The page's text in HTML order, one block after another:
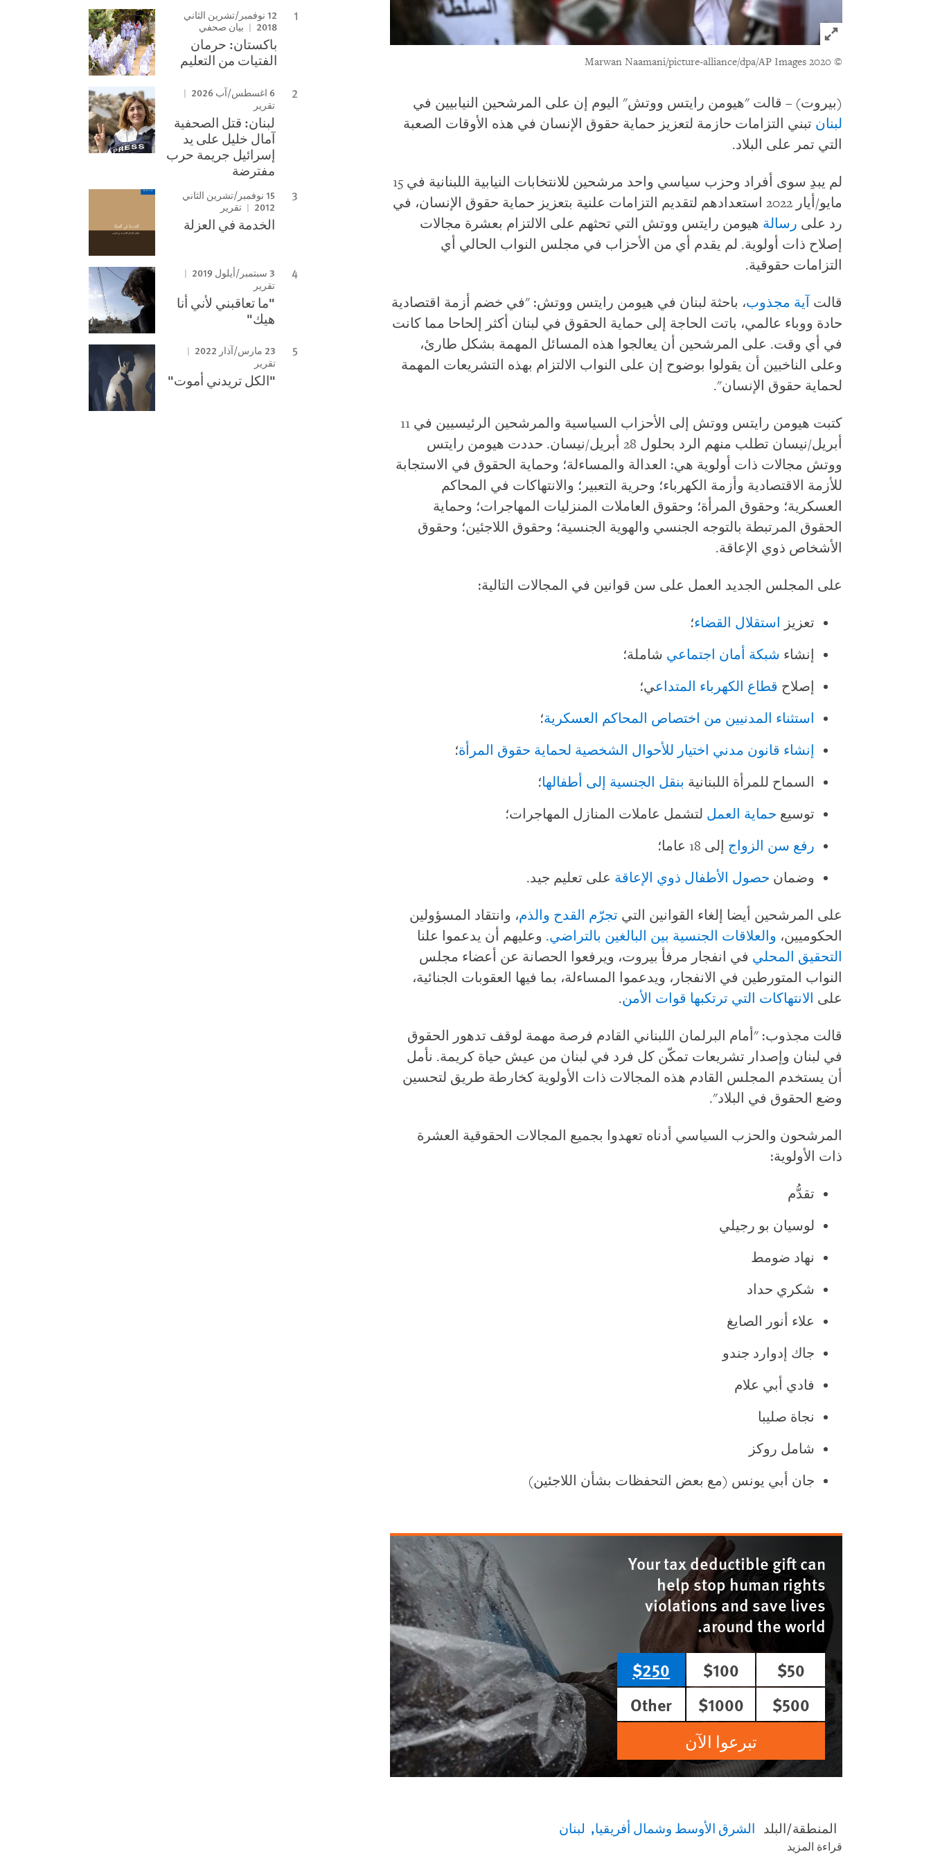
Click to expand Image
© 2020 Marwan Naamani/picture-alliance/dpa/AP Images
(بيروت) – قالت "هيومن رايتس ووتش" اليوم إن على المرشحين النيابيين في
لبنان تبني التزامات حازمة لتعزيز حماية حقوق الإنسان في هذه الأوقات الصعبة
التي تمر على البلاد.
لم يبدِ سوى أفراد وحزب سياسي واحد مرشحين للانتخابات النيابية اللبنانية في 15
مايو/أيار 2022 استعدادهم لتقديم التزامات علنية بتعزيز حماية حقوق الإنسان، في
رد على رسالة هيومن رايتس ووتش التي تحثهم على الالتزام بعشرة مجالات
إصلاح ذات أولوية. لم يقدم أي من الأحزاب في مجلس النواب الحالي أي
التزامات حقوقية.
قالت آية مجذوب، باحثة لبنان في هيومن رايتس ووتش: "في خضم أزمة اقتصادية
حادة ووباء عالمي، باتت الحاجة إلى حماية الحقوق في لبنان أكثر إلحاحا مما كانت
في أي وقت. على المرشحين أن يعالجوا هذه المسائل المهمة بشكل طارئ،
وعلى الناخبين أن يقولوا بوضوح إن على النواب الالتزام بهذه التشريعات المهمة
لحماية حقوق الإنسان".
كتبت هيومن رايتس ووتش إلى الأحزاب السياسية والمرشحين الرئيسيين في 11
أبريل/نيسان تطلب منهم الرد بحلول 28 أبريل/نيسان. حددت هيومن رايتس
ووتش مجالات ذات أولوية هي: العدالة والمساءلة؛ وحماية الحقوق في الاستجابة
للأزمة الاقتصادية وأزمة الكهرباء؛ وحرية التعبير؛ والانتهاكات في المحاكم
العسكرية؛ وحقوق المرأة؛ وحقوق العاملات المنزليات المهاجرات؛ وحماية
الحقوق المرتبطة بالتوجه الجنسي والهوية الجنسية؛ وحقوق اللاجئين؛ وحقوق
الأشخاص ذوي الإعاقة.
على المجلس الجديد العمل على سن قوانين في المجالات التالية:
تعزيز استقلال القضاء؛
إنشاء شبكة أمان اجتماعي شاملة؛
إصلاح قطاع الكهرباء المتداعي؛
استثناء المدنيين من اختصاص المحاكم العسكرية؛
إنشاء قانون مدني اختيار للأحوال الشخصية لحماية حقوق المرأة؛
السماح للمرأة اللبنانية بنقل الجنسية إلى أطفالها؛
توسيع حماية العمل لتشمل عاملات المنازل المهاجرات؛
رفع سن الزواج إلى 18 عاما؛
وضمان حصول الأطفال ذوي الإعاقة على تعليم جيد.
على المرشحين أيضا إلغاء القوانين التي تجرّم القدح والذم، وانتقاد المسؤولين
الحكوميين، والعلاقات الجنسية بين البالغين بالتراضي. وعليهم أن يدعموا علنا
التحقيق المحلي في انفجار مرفأ بيروت، ويرفعوا الحصانة عن أعضاء مجلس
النواب المتورطين في الانفجار، ويدعموا المساءلة، بما فيها العقوبات الجنائية،
على الانتهاكات التي ترتكبها قوات الأمن.
قالت مجذوب: "أمام البرلمان اللبناني القادم فرصة مهمة لوقف تدهور الحقوق
في لبنان وإصدار تشريعات تمكّن كل فرد في لبنان من عيش حياة كريمة. نأمل
أن يستخدم المجلس القادم هذه المجالات ذات الأولوية كخارطة طريق لتحسين
وضع الحقوق في البلاد".
المرشحون والحزب السياسي أدناه تعهدوا بجميع المجالات الحقوقية العشرة
ذات الأولوية:
تقدُّم
لوسيان بو رجيلي
نهاد ضومط
شكري حداد
علاء أنور الصايغ
جاك إدوارد جندو
فادي أبي علام
نجاة صليبا
شامل روكز
جان أبي يونس (مع بعض التحفظات بشأن اللاجئين)
Your tax deductible gift can
help stop human rights
violations and save lives
around the world.
$50
$100
$250
$500
$1000
Other
تبرعوا الآن
المنطقة/البلد الشرق الأوسط وشمال أفريقيا لبنان
قراءة المزيد
12 نوفمبر/تشرين الثاني
2018
بيان صحفي
باكستان: حرمان
الفتيات من التعليم
6 اغسطس/آب 2026
تقرير
لبنان: قتل الصحفية
آمال خليل على يد
إسرائيل جريمة حرب
مفترضة
15 نوفمبر/تشرين الثاني
2012
تقرير
الخدمة في العزلة
3 سبتمبر/أيلول 2019
تقرير
"ما تعاقبني لأني أنا
هيك"
23 مارس/آذار 2022
تقرير
"الكل تريدني أموت"